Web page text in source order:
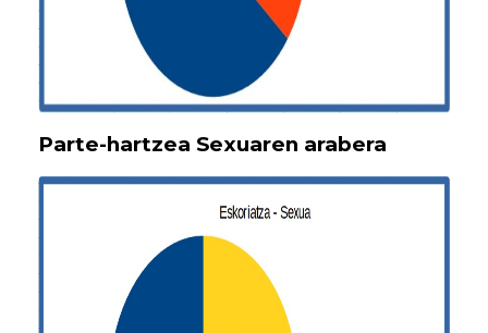
Parte-hartzea Sexuaren arabera